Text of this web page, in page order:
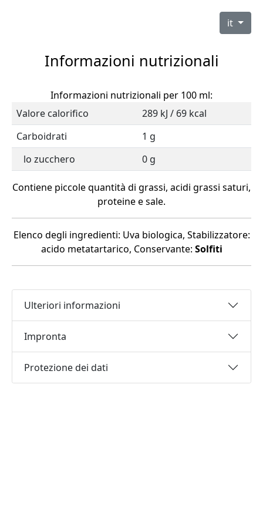
it
Informazioni nutrizionali
Informazioni nutrizionali per 100 ml:
Valore calorifico
289 kJ / 69 kcal
Carboidrati
1 g
lo zucchero
0 g
Contiene piccole quantità di grassi, acidi grassi saturi,
proteine e sale.
Elenco degli ingredienti: Uva biologica, Stabilizzatore:
acido metatartarico, Conservante: Solfiti
Ulteriori informazioni
Impronta
Protezione dei dati